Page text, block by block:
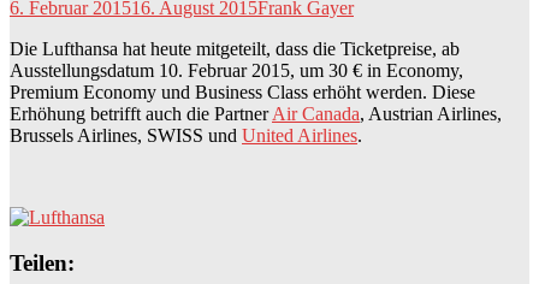
6. Februar 201516. August 2015Frank Gayer
Die Lufthansa hat heute mitgeteilt, dass die Ticketpreise, ab
Ausstellungsdatum 10. Februar 2015, um 30 € in Economy,
Premium Economy und Business Class erhöht werden. Diese
Erhöhung betrifft auch die PartnerAir Canada, Austrian Airlines,
Brussels Airlines, SWISS und United Airlines.
Teilen: